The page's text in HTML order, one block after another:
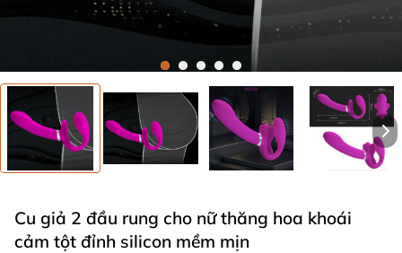
Cu giả 2 đầu rung cho nữ thăng hoa khoái
cảm tột đỉnh silicon mềm mịn